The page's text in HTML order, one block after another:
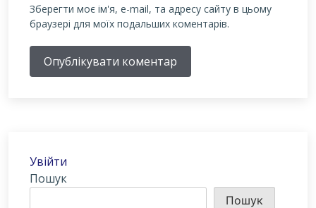
Зберегти моє ім'я, e-mail, та адресу сайту в цьому
браузері для моїх подальших коментарів.
Опублікувати коментар
Увійти
Пошук
Пошук